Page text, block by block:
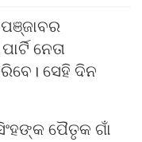
ନେତା
ସେହି ଦିନ
ପୈତୃକ ଗାଁ